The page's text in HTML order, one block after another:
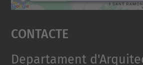
Accepta
powered by
Contacte
Departament